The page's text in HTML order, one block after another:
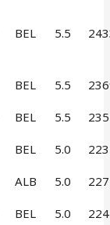
BEL 5.5
BEL 5.5
BEL 5.5
BEL 5.0
ALB 5.0
BEL 5.0